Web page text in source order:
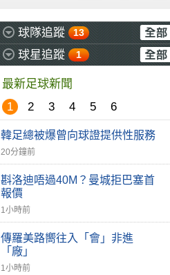
球隊追蹤 13
球星追蹤 1
最新足球新聞
1
2 3 4 5 6
韓足總被爆曾向球證提供性服務
20分鐘前
斟洛迪唔過40M？曼城拒巴塞首
報價
1小時前
傳羅美路嚮往入「會」非進
「廠」
1小時前